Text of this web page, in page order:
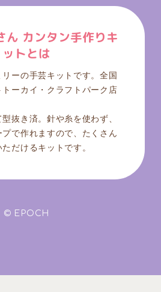
ん カンタン手作りキ
ットとは
ーの手芸キットです。全国
ーカイ・クラフトパーク店
抜き済。針や糸を使わず、
で作れますので、たくさん
だけるキットです。
© EPOCH